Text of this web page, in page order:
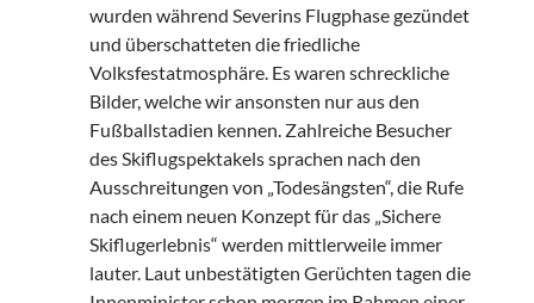
wurden während Severins Flugphase gezündet
und überschatteten die friedliche
Volksfestatmosphäre. Es waren schreckliche
Bilder, welche wir ansonsten nur aus den
Fußballstadien kennen. Zahlreiche Besucher
des Skiflugspektakels sprachen nach den
Ausschreitungen von „Todesängsten“, die Rufe
nach einem neuen Konzept für das „Sichere
Skiflugerlebnis“ werden mittlerweile immer
lauter. Laut unbestätigten Gerüchten tagen die